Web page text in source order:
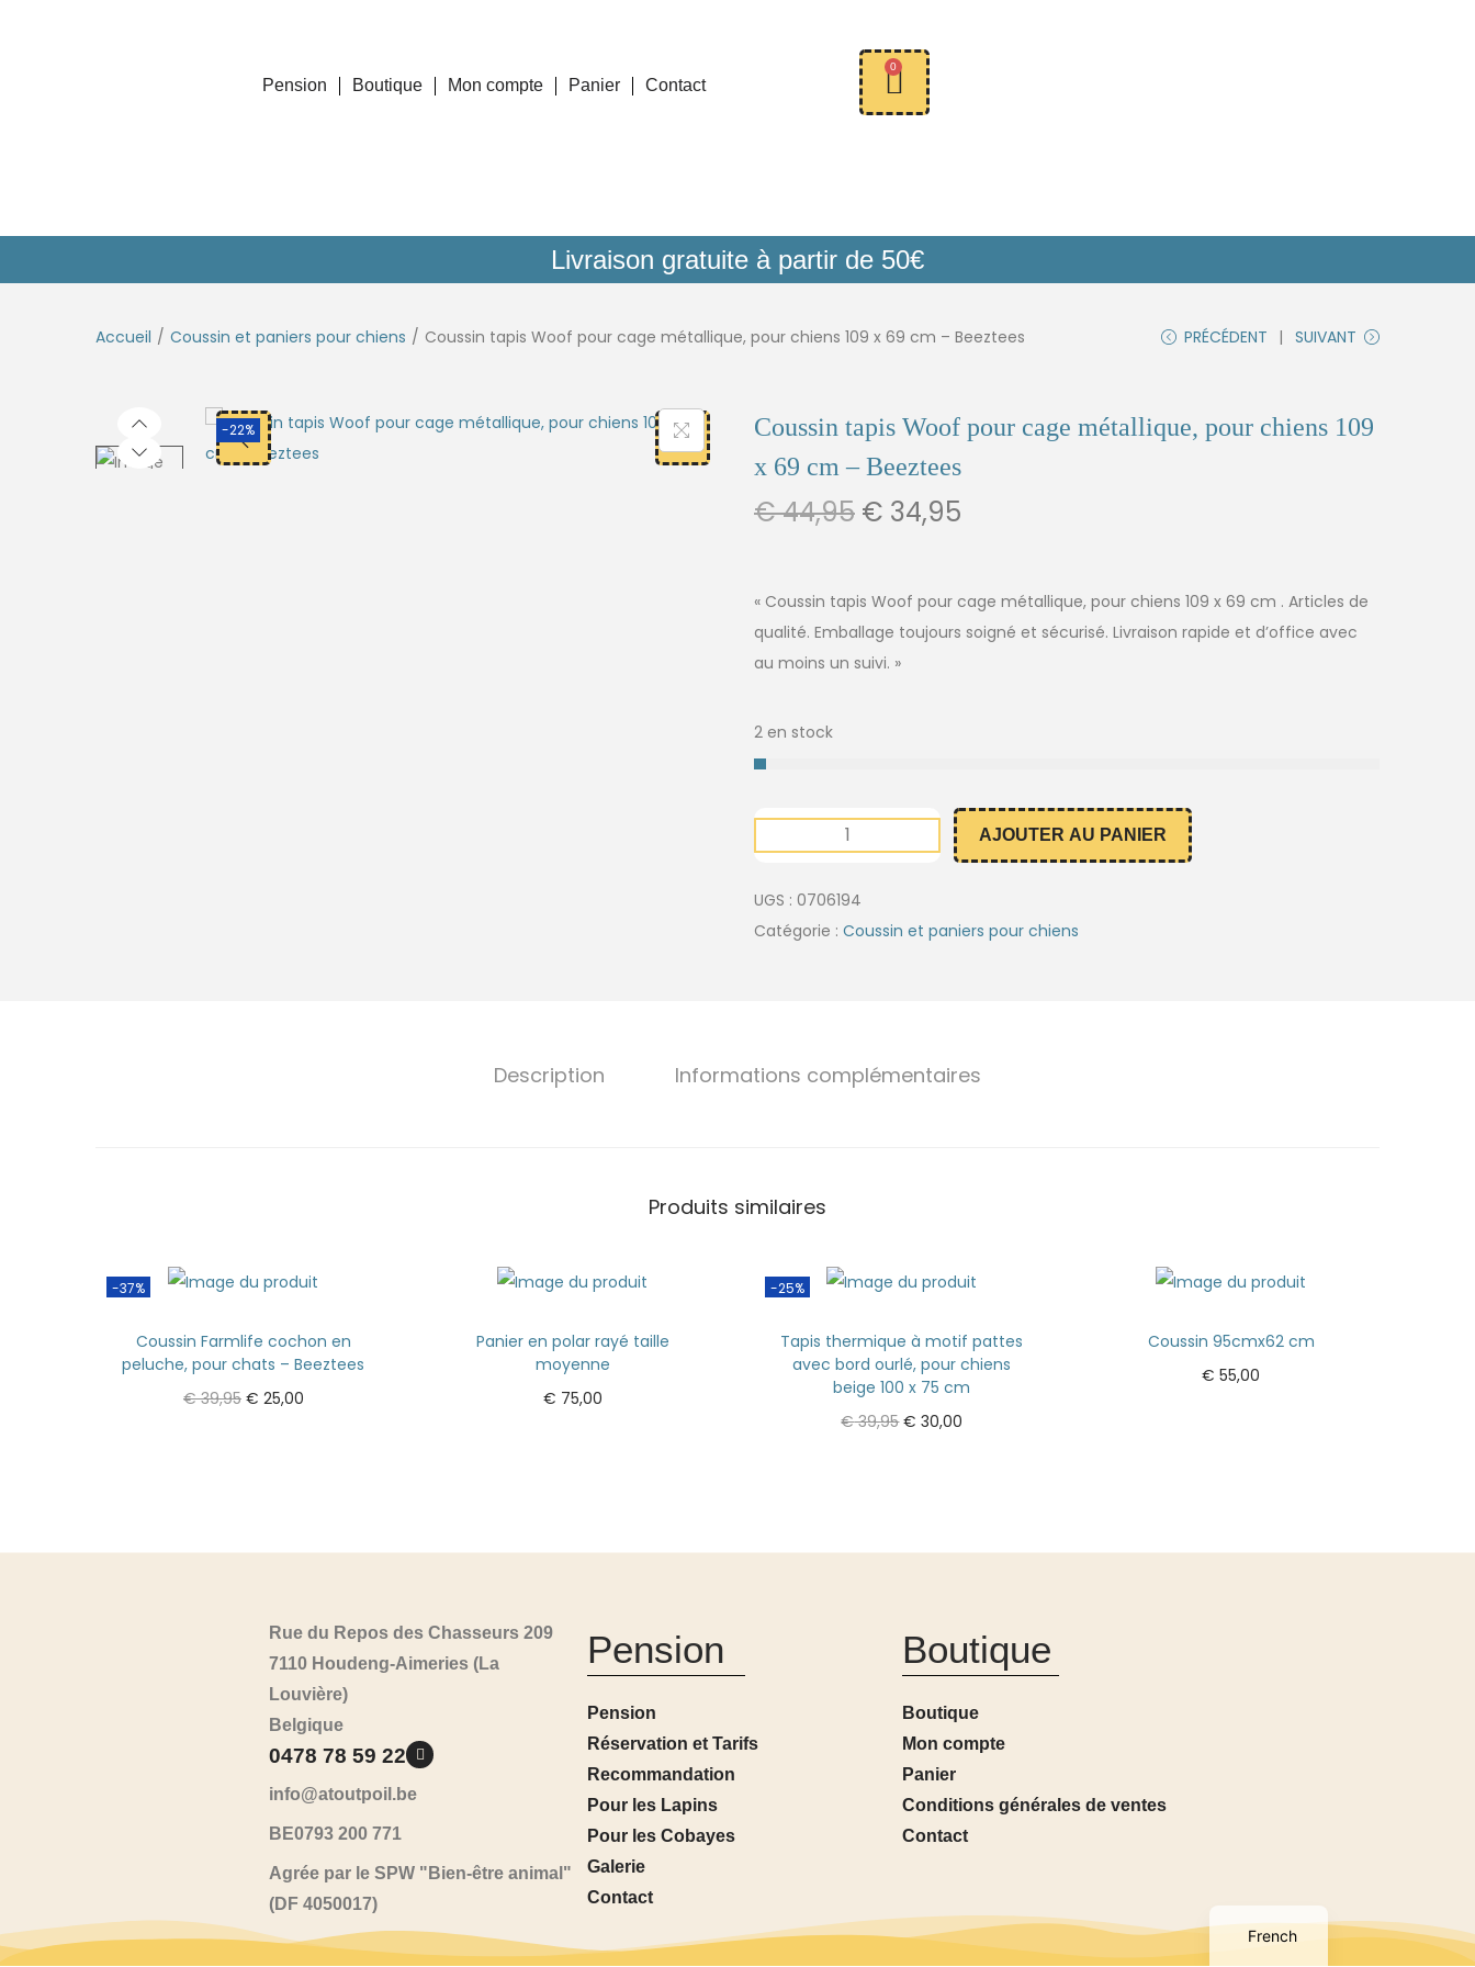
Pension Boutique Mon compte Panier Contact
0
Livraison gratuite à partir de 50€
Accueil / Coussin et paniers pour chiens / Coussin tapis Woof pour cage métallique, pour chiens 109 x 69 cm – Beeztees PRÉCÉDENT SUIVANT
-22%
Coussin tapis Woof pour cage métallique, pour chiens 109
x 69 cm – Beeztees
€44,95 € 34,95
« Coussin tapis Woof pour cage métallique, pour chiens 109 x 69 cm . Articles de
qualité. Emballage toujours soigné et sécurisé. Livraison rapide et d’office avec
au moins un suivi. »
2 en stock
AJOUTER AU PANIER
UGS : 0706194
Catégorie : Coussin et paniers pour chiens
Description Informations complémentaires
Produits similaires
-37%
Coussin Farmlife cochon en
peluche, pour chats – Beeztees
€39,95 € 25,00
Panier en polar rayé taille
moyenne
€ 75,00
-25%
Tapis thermique à motif pattes
avec bord ourlé, pour chiens
beige 100 x 75 cm
€39,95 € 30,00
Coussin 95cmx62 cm
€ 55,00
Rue du Repos des Chasseurs 209
7110 Houdeng-Aimeries (La
Louvière)
Belgique
0478 78 59 22
info@atoutpoil.be
BE0793 200 771
Agrée par le SPW "Bien-être animal"
(DF 4050017)
Pension
Pension
Réservation et Tarifs
Recommandation
Pour les Lapins
Pour les Cobayes
Galerie
Contact
Boutique
Boutique
Mon compte
Panier
Conditions générales de ventes
Contact
French